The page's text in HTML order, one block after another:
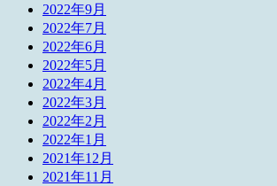
2022年9月
2022年7月
2022年6月
2022年5月
2022年4月
2022年3月
2022年2月
2022年1月
2021年12月
2021年11月